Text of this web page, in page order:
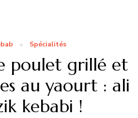
Spécialités
poulet grillé et
au yaourt : ali
kebabi !